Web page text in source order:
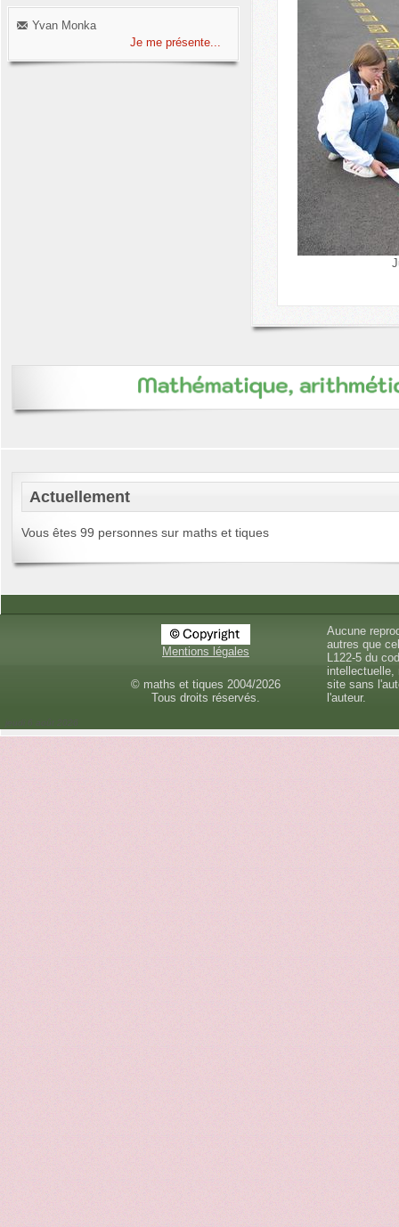
Yvan Monka
Je me présente...
Actuellement
Vous êtes 99 personnes sur maths et tiques
Mentions légales
© maths et tiques 2004/2026
Tous droits réservés.
Aucune
autres que
L122-5 du
intellectuelle,
site sans
l'auteur.